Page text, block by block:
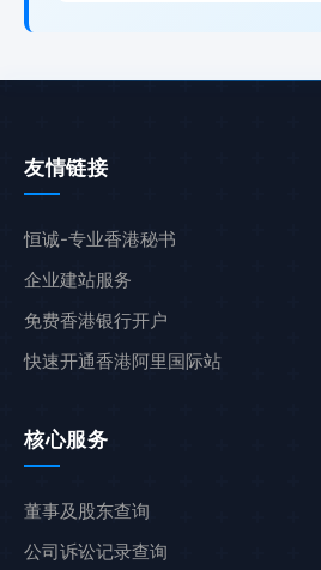
友情链接
恒诚-专业香港秘书
企业建站服务
免费香港银行开户
快速开通香港阿里国际站
核心服务
董事及股东查询
公司诉讼记录查询